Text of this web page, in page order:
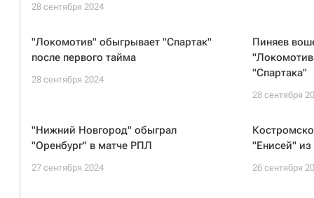
28 сентября 2024
"Локомотив" обыгрывает "Спартак"
после первого тайма
28 сентября 2024
Пиняев
"Спартака"
28 сентября
"Нижний Новгород" обыграл
"Оренбург" в матче РПЛ
27 сентября 2024
"Енисей"
26 сентября